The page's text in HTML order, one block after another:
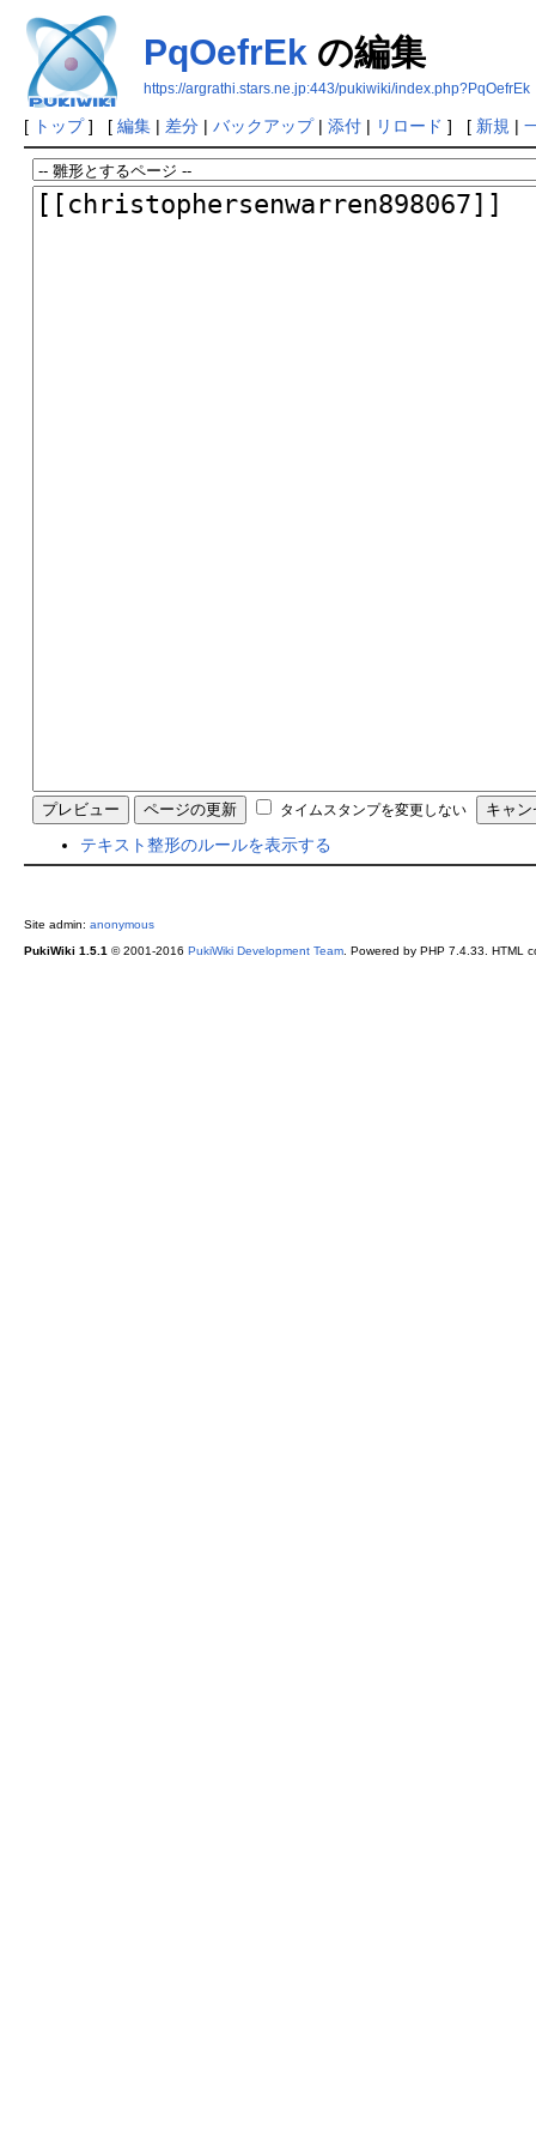
PqOefrEk の編集
https://argrathi.stars.ne.jp:443/pukiwiki/index.php?PqOefrEk
[ トップ] [ 編集| 差分| バックアップ| 添付| リロード ] [ 新規 |
タイムスタンプを変更しない
テキスト整形のルールを表示する
Site admin: anonymous
PukiWiki 1.5.1 © 2001-2016 PukiWiki Development Team. Powered by PHP 7.4.33. HTML